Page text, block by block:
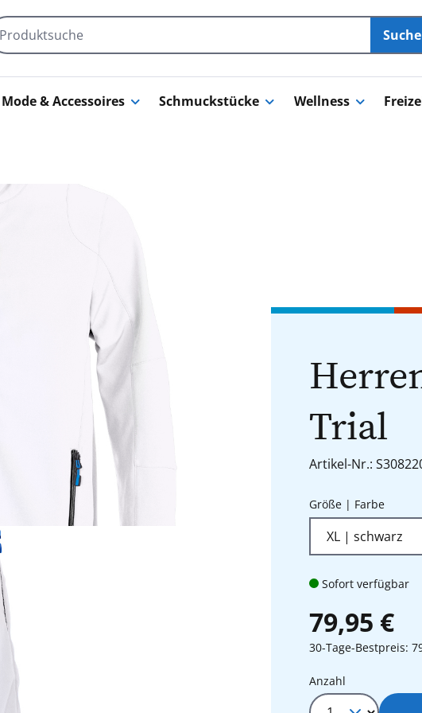
Mode & Accessoires Schmuckstücke Wellness
Trial
Artikel-Nr.:
Größe | Farbe
Sofort verfügbar
79,95 €
30-Tage-Bestpreis:
Produkt
Anzahl